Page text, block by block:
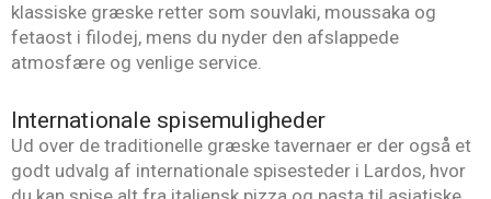
klassiske græske retter som souvlaki, moussaka og
fetaost i filodej, mens du nyder den afslappede
atmosfære og venlige service.
Internationale spisemuligheder
Ud over de traditionelle græske tavernaer er der også et
godt udvalg af internationale spisesteder i Lardos, hvor